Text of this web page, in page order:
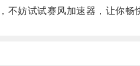
妨试试赛风加速器，让你畅